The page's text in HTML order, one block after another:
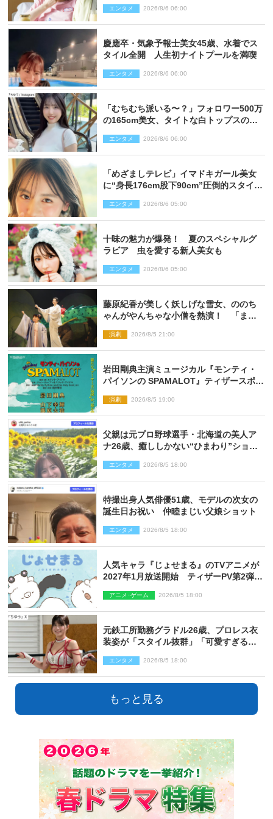
エンタメ 2026/8/6 06:00
慶應卒・気象予報士美女45歳、水着でス
タイル全開 人生初ナイトプールを満喫
エンタメ 2026/8/6 06:00
「むちむち派いる〜？」フォロワー500万
の165cm美女、タイトな白トップスの抜
エンタメ 2026/8/6 06:00
「めざましテレビ」イマドキガール美女
に“身長176cm股下90cm”圧倒的スタイル
エンタメ 2026/8/6 05:00
十味の魅力が爆発！ 夏のスペシャルグ
ラビア 虫を愛する新人美女も
エンタメ 2026/8/6 05:00
藤原紀香が美しく妖しげな雪女、ののち
ゃんがやんちゃな小僧を熱演！ 「まん
演劇 2026/8/5 21:00
岩田剛典主演ミュージカル『モンティ・
パイソンの SPAMALOT』ティザースポッ
演劇 2026/8/5 19:00
父親は元プロ野球選手・北海道の美人ア
ナ26歳、癒ししかない“ひまわり”ショッ
エンタメ 2026/8/5 18:00
特撮出身人気俳優51歳、モデルの次女の
誕生日お祝い 仲睦まじい父娘ショット
エンタメ 2026/8/5 18:00
人気キャラ『じょせまる』のTVアニメが
2027年1月放送開始 ティザーPV第2弾も
アニメ･ゲーム 2026/8/5 18:00
元鉄工所勤務グラドル26歳、プロレス衣
装姿が「スタイル抜群」「可愛すぎる」
エンタメ 2026/8/5 18:00
もっと見る